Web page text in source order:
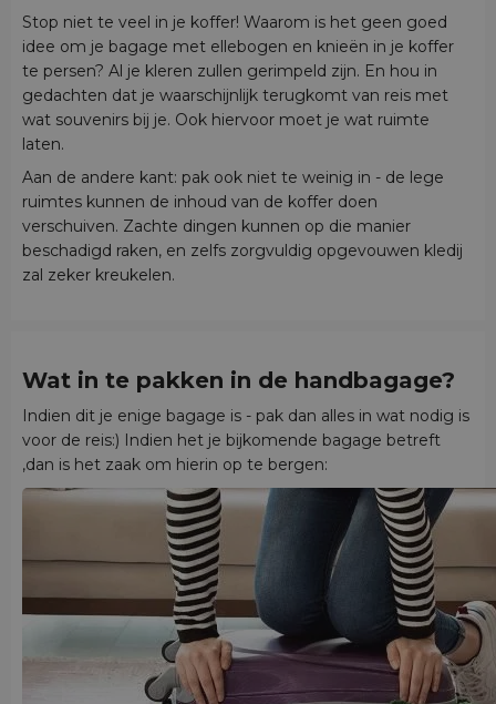
Stop niet te veel in je koffer! Waarom is het geen goed
idee om je bagage met ellebogen en knieën in je koffer
te persen? Al je kleren zullen gerimpeld zijn. En hou in
gedachten dat je waarschijnlijk terugkomt van reis met
wat souvenirs bij je. Ook hiervoor moet je wat ruimte
laten.
Aan de andere kant: pak ook niet te weinig in - de lege
ruimtes kunnen de inhoud van de koffer doen
verschuiven. Zachte dingen kunnen op die manier
beschadigd raken, en zelfs zorgvuldig opgevouwen kledij
zal zeker kreukelen.
Wat in te pakken in de handbagage?
Indien dit je enige bagage is - pak dan alles in wat nodig is
voor de reis:) Indien het je bijkomende bagage betreft
,dan is het zaak om hierin op te bergen: